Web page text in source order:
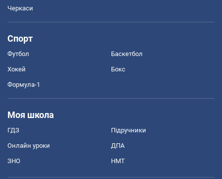
Черкаси
Спорт
Футбол Баскетбол
Хокей Бокс
Формула-1
Моя школа
ГДЗ Підручники
Онлайн уроки ДПА
ЗНО НМТ